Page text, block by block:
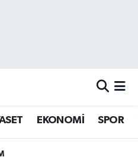
EKONOMİ SPOR
Haritası